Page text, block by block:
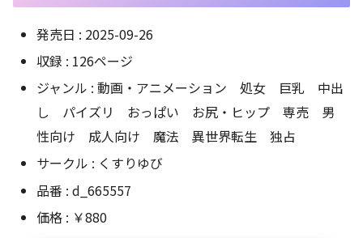
発売日 : 2025-09-26
収録 : 126ページ
ジャンル : 動画・アニメーション 処女 巨乳 中出
し パイズリ おっぱい お尻・ヒップ 専売 男
性向け 成人向け 魔法 異世界転生 独占
サークル : くすりゆび
品番 : d_665557
価格 : ￥880